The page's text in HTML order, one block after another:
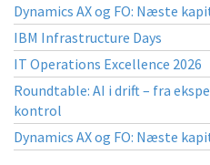
Dynamics AX og FO: Næste
IBM Infrastructure Days
IT Operations Excellence 2026
Roundtable: AI i drift – fra
kontrol
Dynamics AX og FO: Næste